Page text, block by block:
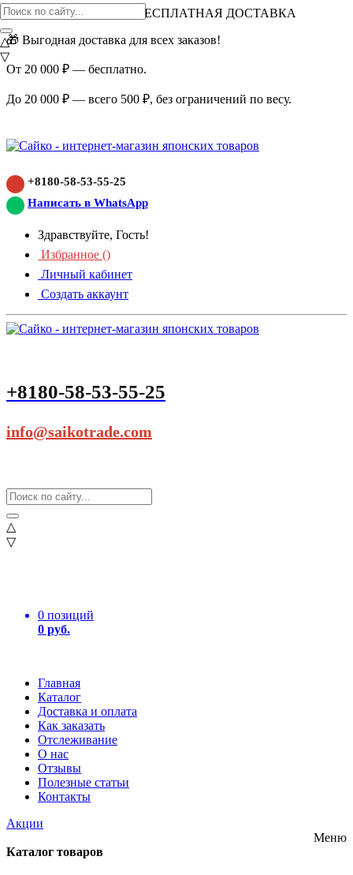
ВНИМАНИЕ АКЦИЯ!
БЕСПЛАТНАЯ ДОСТАВКА
🎁 Выгодная доставка для всех заказов!
От 20 000 ₽ — бесплатно.
До 20 000 ₽ — всего 500 ₽, без ограничений по весу.
+8180-58-53-55-25
Написать в WhatsApp
Здравствуйте, Гость!
Избранное ()
Личный кабинет
Создать аккаунт
+8180-58-53-55-25
info@saikotrade.com
△
▽
0 позиций
0 руб.
Главная
Каталог
Доставка и оплата
Как заказать
Отслеживание
О нас
Отзывы
Полезные статьи
Контакты
Акции
△
▽
Меню
Каталог товаров